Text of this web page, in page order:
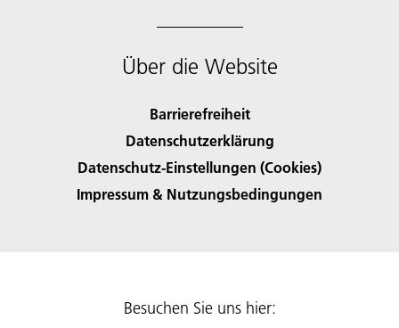
Über die Website
Barrierefreiheit
Datenschutzerklärung
Datenschutz-Einstellungen (Cookies)
Impressum & Nutzungsbedingungen
Besuchen Sie uns hier: